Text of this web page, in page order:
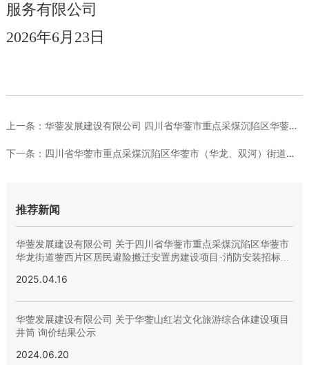
服务有限公司
2026年6月 23日
上一条： 华蓥发展建设有限公司 四川省华蓥市重点采煤沉陷区华蓥市（华龙...
下一条： 四川省华蓥市重点采煤沉陷区华蓥市（华龙、双河）街道（蓥西、栋...
推荐新闻
华蓥发展建设有限公司 关于四川省华蓥市重点采煤沉陷区华蓥市
华龙街道蓥西片区居民避险搬迁安置房建设项目-消防安装招标结
2025.04.16
华蓥发展建设有限公司 关于华蓥山红岩文化旅游综合体建设项目
井筒 询价结果公示
2024.06.20